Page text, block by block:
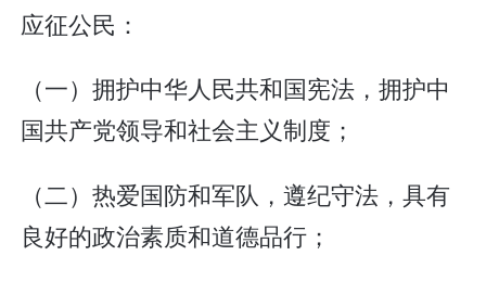
应征公民：
（一）拥护中华人民共和国宪法，拥护中
国共产党领导和社会主义制度；
（二）热爱国防和军队，遵纪守法，具有
良好的政治素质和道德品行；